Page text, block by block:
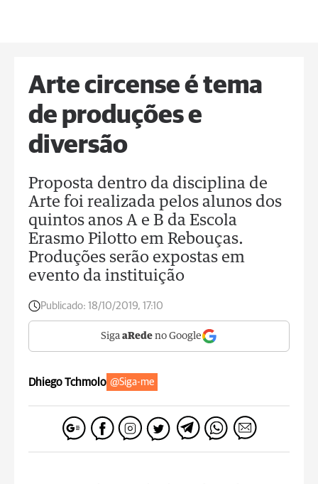
Arte circense é tema
de produções e
diversão
Proposta dentro da disciplina de
Arte foi realizada pelos alunos dos
quintos anos A e B da Escola
Erasmo Pilotto em Rebouças.
Produções serão expostas em
evento da instituição
Publicado: 18/10/2019, 17:10
Siga aRede no Google
Dhiego Tchmolo @Siga-me